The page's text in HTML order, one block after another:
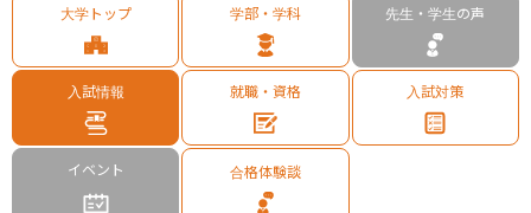
大学トップ 学部・学科 先生・学生の声
入試情報 就職・資格 入試対策
イベント 合格体験談